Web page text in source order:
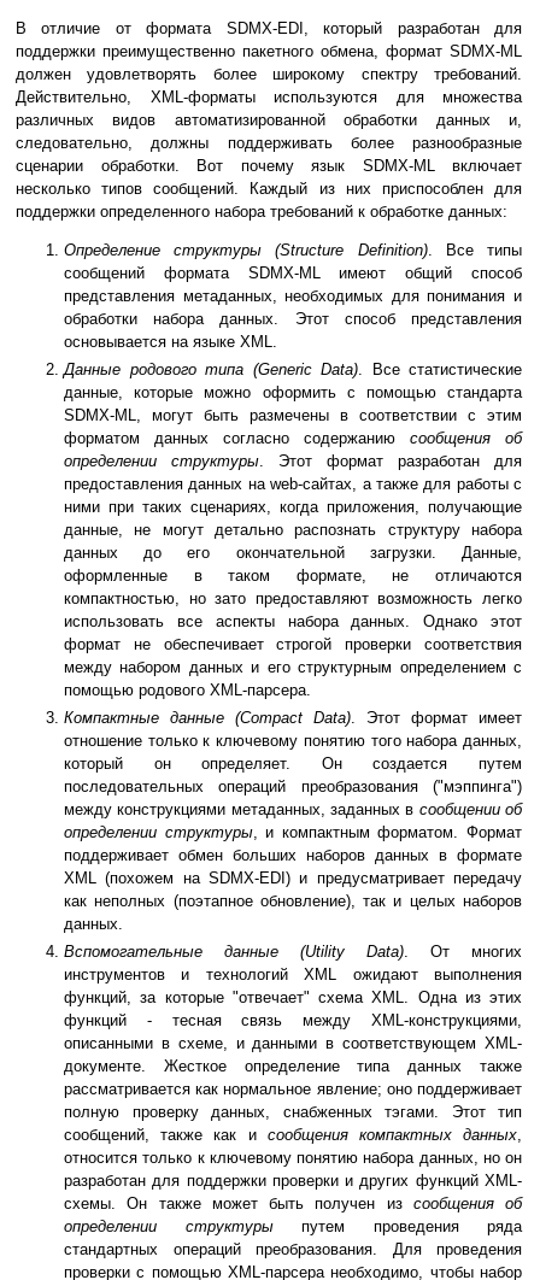
В отличие от формата SDMX-EDI, который разработан для
поддержки преимущественно пакетного обмена, формат SDMX-ML
должен удовлетворять более широкому спектру требований.
Действительно, XML-форматы используются для множества
различных видов автоматизированной обработки данных и,
следовательно, должны поддерживать более разнообразные
сценарии обработки. Вот почему язык SDMX-ML включает
несколько типов сообщений. Каждый из них приспособлен для
поддержки определенного набора требований к обработке данных:
Определение структуры (Structure Definition). Все типы
сообщений формата SDMX-ML имеют общий способ
представления метаданных, необходимых для понимания и
обработки набора данных. Этот способ представления
основывается на языке XML.
Данные родового типа (Generic Data). Все статистические
данные, которые можно оформить с помощью стандарта
SDMX-ML, могут быть размечены в соответствии с этим
форматом данных согласно содержанию сообщения об
определении структуры. Этот формат разработан для
предоставления данных на web-сайтах, а также для работы с
ними при таких сценариях, когда приложения, получающие
данные, не могут детально распознать структуру набора
данных до его окончательной загрузки. Данные,
оформленные в таком формате, не отличаются
компактностью, но зато предоставляют возможность легко
использовать все аспекты набора данных. Однако этот
формат не обеспечивает строгой проверки соответствия
между набором данных и его структурным определением с
помощью родового XML-парсера.
Компактные данные (Compact Data). Этот формат имеет
отношение только к ключевому понятию того набора данных,
который он определяет. Он создается путем
последовательных операций преобразования ("мэппинга")
между конструкциями метаданных, заданных в сообщении об
определении структуры, и компактным форматом. Формат
поддерживает обмен больших наборов данных в формате
XML (похожем на SDMX-EDI) и предусматривает передачу
как неполных (поэтапное обновление), так и целых наборов
данных.
Вспомогательные данные (Utility Data). От многих
инструментов и технологий XML ожидают выполнения
функций, за которые "отвечает" схема XML. Одна из этих
функций - тесная связь между XML-конструкциями,
описанными в схеме, и данными в соответствующем XML-
документе. Жесткое определение типа данных также
рассматривается как нормальное явление; оно поддерживает
полную проверку данных, снабженных тэгами. Этот тип
сообщений, также как и сообщения компактных данных,
относится только к ключевому понятию набора данных, но он
разработан для поддержки проверки и других функций XML-
схемы. Он также может быть получен из сообщения об
определении структуры путем проведения ряда
стандартных операций преобразования. Для проведения
проверки с помощью XML-парсера необходимо, чтобы набор